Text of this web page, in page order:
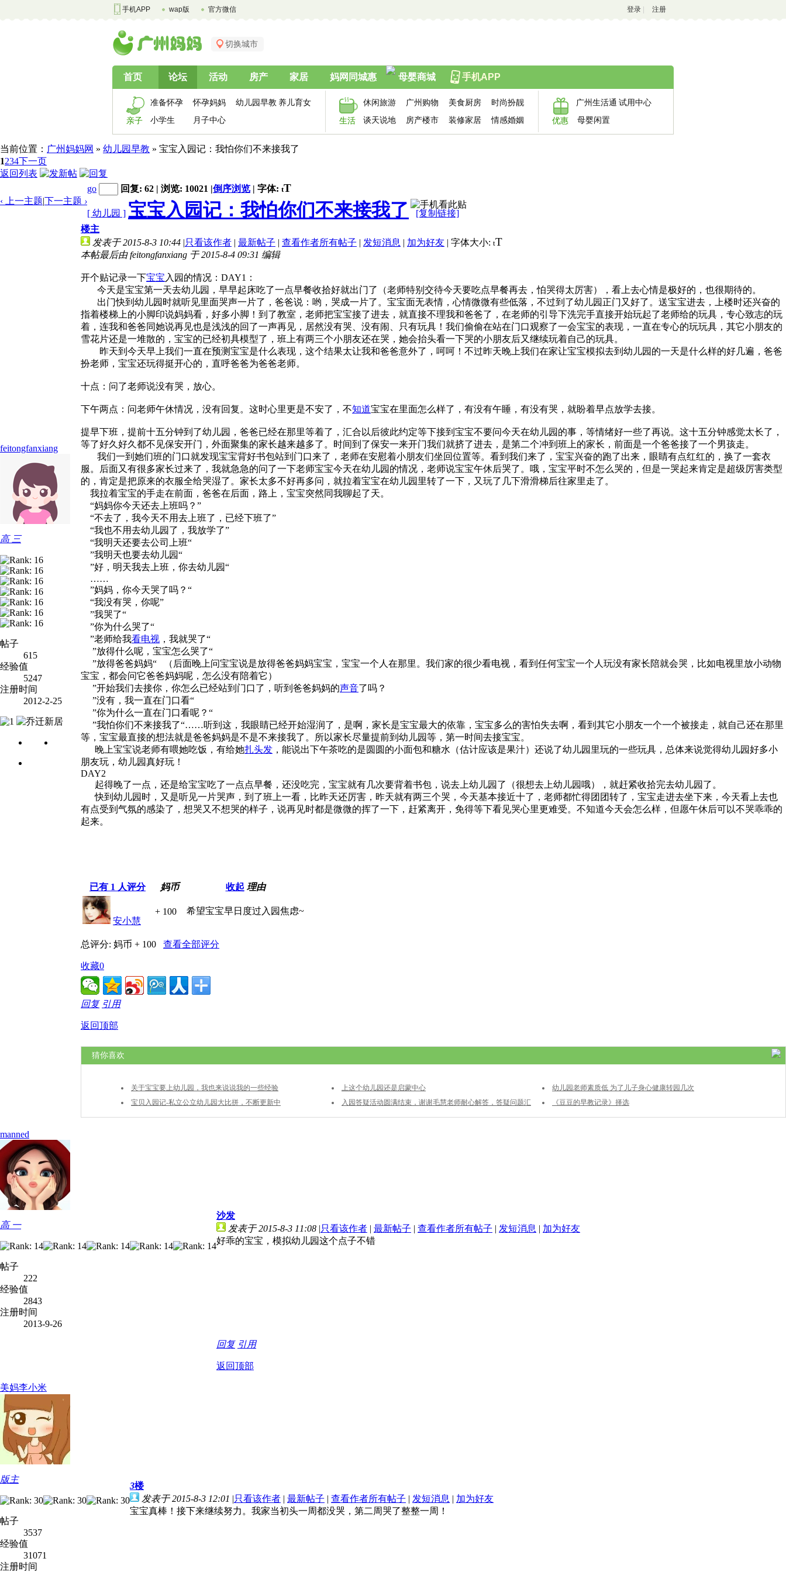
手机APP wap版 官方微信 登录 注册
切换城市
首页 论坛 活动 房产 家居 妈网同城惠 母婴商城 手机APP
亲子
准备怀孕 怀孕妈妈 幼儿园早教 养儿育女
小学生
月子中心 生活
休闲旅游 广州购物 美食厨房
时尚扮靓
谈天说地
房产楼市 装修家居 情感婚姻 优惠
广州生活通 试用中心
母婴闲置
当前位置： 广州妈妈网 » 幼儿园早教 » 宝宝入园记：我怕你们不来接我了
1234下一页
返回列表
‹ 上一主题|下一主题 ›
go 回复: 62 | 浏览: 10021 |倒序浏览 | 字体: tT
[ 幼儿园 ] 宝宝入园记：我怕你们不来接我了 [复制链接]
feitongfanxiang
高 三
帖子
615
经验值
5247
注册时间
2012-2-25
楼主
发表于 2015-8-3 10:44 |只看该作者 | 最新帖子 | 查看作者所有帖子 | 发短消息 | 加为好友 | 字体大小: tT
本帖最后由 feitongfanxiang 于 2015-8-4 09:31 编辑
开个贴记录一下宝宝 入园的情况：DAY1：
今天是宝宝第一天去幼儿园，早早起床吃了一点早餐收拾好就出门了（老师特别交待今天要吃点早餐再去，怕哭得太厉害），看上去心情是极好的，也很期待的。
出门快到幼儿园时就听见里面哭声一片了，爸爸说：哟，哭成一片了。宝宝面无表情，心情微微有些低落，不过到了幼儿园正门又好了。送宝宝进去，上楼时还兴奋的
指着楼梯上的小脚印说妈妈看，好多小脚！到了教室，老师把宝宝接了进去，就直接不理我和爸爸了，在老师的引导下洗完手直接开始玩起了老师给的玩具，专心致志的玩
着，连我和爸爸同她说再见也是浅浅的回了一声再见，居然没有哭、没有闹、只有玩具！我们偷偷在站在门口观察了一会宝宝的表现，一直在专心的玩玩具，其它小朋友的
雪花片还是一堆散的，宝宝的已经初具模型了，班上有两三个小朋友还在哭，她会抬头看一下哭的小朋友后又继续玩着自己的玩具。
昨天到今天早上我们一直在预测宝宝是什么表现，这个结果太让我和爸爸意外了，呵呵！不过昨天晚上我们在家让宝宝模拟去到幼儿园的一天是什么样的好几遍，爸爸
扮老师，宝宝还玩得挺开心的，直呼爸爸为爸爸老师。
十点：问了老师说没有哭，放心。
下午两点：问老师午休情况，没有回复。这时心里更是不安了，不知道宝宝在里面怎么样了，有没有午睡，有没有哭，就盼着早点放学去接。
提早下班，提前十五分钟到了幼儿园，爸爸已经在那里等着了，汇合以后彼此约定等下接到宝宝不要问今天在幼儿园的事，等情绪好一些了再说。这十五分钟感觉太长了，
等了好久好久都不见保安开门，外面聚集的家长越来越多了。时间到了保安一来开门我们就挤了进去，是第二个冲到班上的家长，前面是一个爸爸接了一个男孩走。
我们一到她们班的门口就发现宝宝背好书包站到门口来了，老师在安慰着小朋友们坐回位置等。看到我们来了，宝宝兴奋的跑了出来，眼睛有点红红的，换了一套衣
服。后面又有很多家长过来了，我就急急的问了一下老师宝宝今天在幼儿园的情况，老师说宝宝午休后哭了。哦，宝宝平时不怎么哭的，但是一哭起来肯定是超级厉害类型
的，肯定是把原来的衣服全给哭湿了。家长太多不好再多问，就拉着宝宝在幼儿园里转了一下，又玩了几下滑滑梯后往家里走了。
我拉着宝宝的手走在前面，爸爸在后面，路上，宝宝突然同我聊起了天。
“妈妈你今天还去上班吗？”
“不去了，我今天不用去上班了，已经下班了”
“我也不用去幼儿园了，我放学了”
“我明天还要去公司上班“
”我明天也要去幼儿园“
”好，明天我去上班，你去幼儿园“
……
”妈妈，你今天哭了吗？“
“我没有哭，你呢”
”我哭了“
”你为什么哭了“
”老师给我看电视 ，我就哭了“
”放得什么呢，宝宝怎么哭了“
”放得爸爸妈妈“ （后面晚上问宝宝说是放得爸爸妈妈宝宝，宝宝一个人在那里。我们家的很少看电视，看到任何宝宝一个人玩没有家长陪就会哭，比如电视里放小动物
宝宝，都会问它爸爸妈妈呢，怎么没有陪着它）
”开始我们去接你，你怎么已经站到门口了，听到爸爸妈妈的声音了吗？
”没有，我一直在门口看“
”你为什么一直在门口看呢？“
”我怕你们不来接我了“……听到这，我眼睛已经开始湿润了，是啊，家长是宝宝最大的依靠，宝宝多么的害怕失去啊，看到其它小朋友一个一个被接走，就自己还在那里
等，宝宝最直接的想法就是爸爸妈妈是不是不来接我了。所以家长尽量提前到幼儿园等，第一时间去接宝宝。
晚上宝宝说老师有喂她吃饭，有给她扎头发 ，能说出下午茶吃的是圆圆的小面包和糖水（估计应该是果汁）还说了幼儿园里玩的一些玩具，总体来说觉得幼儿园好多小
朋友玩，幼儿园真好玩！
DAY2
起得晚了一点，还是给宝宝吃了一点点早餐，还没吃完，宝宝就有几次要背着书包，说去上幼儿园了（很想去上幼儿园哦），就赶紧收拾完去幼儿园了。
快到幼儿园时，又是听见一片哭声，到了班上一看，比昨天还厉害，昨天就有两三个哭，今天基本接近十了，老师都忙得团团转了，宝宝走进去坐下来，今天看上去也
有点受到气氛的感染了，想哭又不想哭的样子，说再见时都是微微的挥了一下，赶紧离开，免得等下看见哭心里更难受。不知道今天会怎么样，但愿午休后可以不哭乖乖的
起来。
已有 1 人评分 妈币 收起 理由
安小慧
+ 100 希望宝宝早日度过入园焦虑~
总评分: 妈币 + 100 查看全部评分
收藏0
回复 引用
返回顶部
猜你喜欢
关于宝宝要上幼儿园，我也来说说我的一些经验 上这个幼儿园还是启蒙中心
幼儿园老师素质低 为了儿子身心健康转园几次
宝贝入园记-私立公立幼儿园大比拼，不断更新中
入园答疑活动圆满结束，谢谢毛慧老师耐心解答，答疑问题汇
总已出，快来围观吧！
《豆豆的早教记录》择选
manned
高 一
帖子
222
经验值
2843
注册时间
2013-9-26
沙发
发表于 2015-8-3 11:08 |只看该作者 | 最新帖子 | 查看作者所有帖子 | 发短消息 | 加为好友
好乖的宝宝，模拟幼儿园这个点子不错
回复 引用
返回顶部
美妈李小米
版主
帖子
3537
经验值
31071
注册时间
3楼
发表于 2015-8-3 12:01 |只看该作者 | 最新帖子 | 查看作者所有帖子 | 发短消息 | 加为好友
宝宝真棒！接下来继续努力。我家当初头一周都没哭，第二周哭了整整一周！